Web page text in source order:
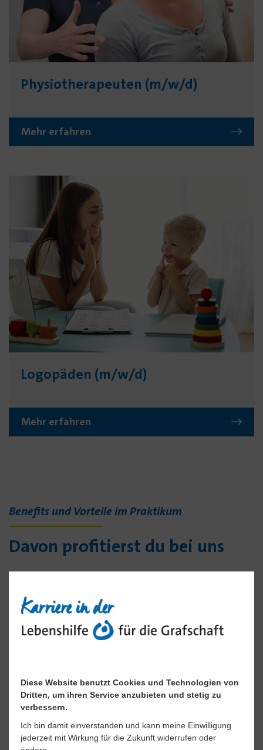
Physio­thera­peuten (m/w/d)
Mehr erfahren
Logo­päden (m/w/d)
Mehr erfahren
Benefits und Vorteile im Praktikum
Davon profitierst du bei uns
Praktikum mit Perspektive
Aufgrund der vielfältigen und abwechslungs­
reichen Arbeits­felder bieten wir gute
Diese Website benutzt Cookies und Technologien von
Dritten, um ihren Service anzubieten und stetig zu
verbessern.
Ich bin damit einverstanden und kann meine Einwilligung
jederzeit mit Wirkung für die Zukunft widerrufen oder